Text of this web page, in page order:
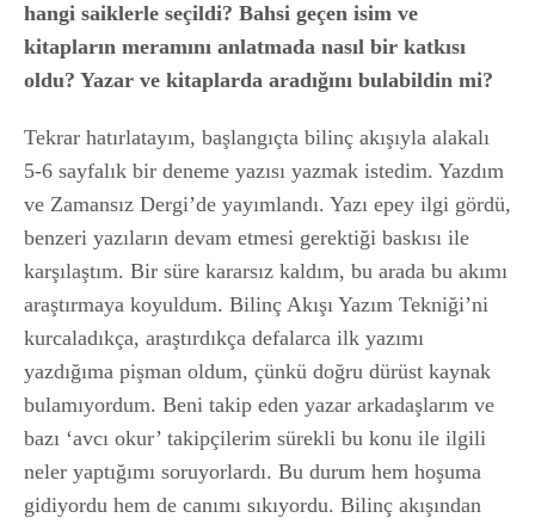
hangi saiklerle seçildi? Bahsi geçen isim ve
kitapların meramını anlatmada nasıl bir katkısı
oldu? Yazar ve kitaplarda aradığını bulabildin mi?
Tekrar hatırlatayım, başlangıçta bilinç akışıyla alakalı
5-6 sayfalık bir deneme yazısı yazmak istedim. Yazdım
ve Zamansız Dergi’de yayımlandı. Yazı epey ilgi gördü,
benzeri yazıların devam etmesi gerektiği baskısı ile
karşılaştım. Bir süre kararsız kaldım, bu arada bu akımı
araştırmaya koyuldum. Bilinç Akışı Yazım Tekniği’ni
kurcaladıkça, araştırdıkça defalarca ilk yazımı
yazdığıma pişman oldum, çünkü doğru dürüst kaynak
bulamıyordum. Beni takip eden yazar arkadaşlarım ve
bazı ‘avcı okur’ takipçilerim sürekli bu konu ile ilgili
neler yaptığımı soruyorlardı. Bu durum hem hoşuma
gidiyordu hem de canımı sıkıyordu. Bilinç akışından